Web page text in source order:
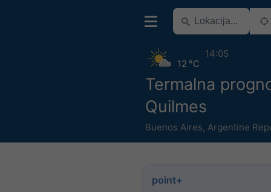
Termalna
Quilmes
Buenos Aires, Argentine
12 °C
14:05
point+